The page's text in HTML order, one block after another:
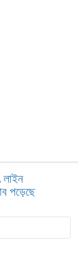
লাইন
পড়েছে